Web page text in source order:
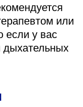
или
если у вас